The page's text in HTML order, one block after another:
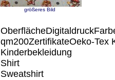
größeres Bild
qm200ZertifikateOeko-Tex
Kinderbekleidung
Shirt
Sweatshirt